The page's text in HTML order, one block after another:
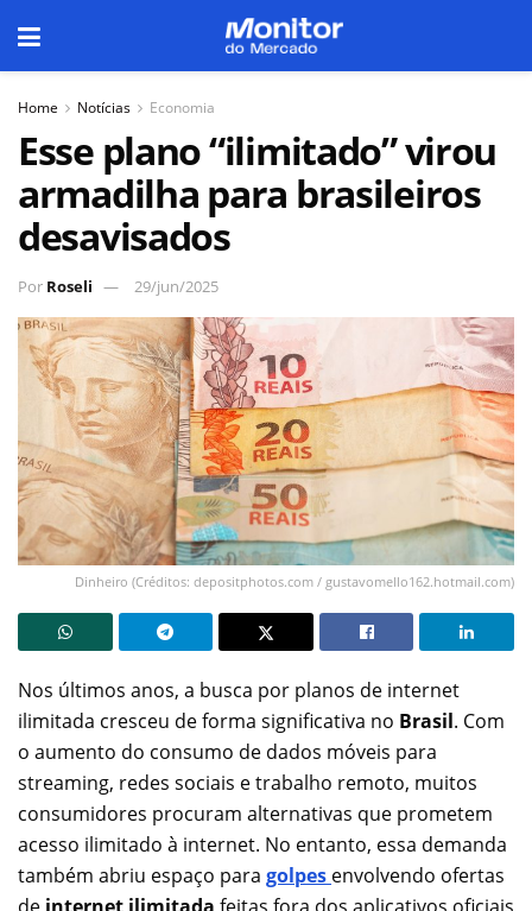
Home Notícias Economia
Esse plano “ilimitado” virou
armadilha para brasileiros
desavisados
Por Roseli 29/jun/2025
Dinheiro (Créditos: depositphotos.com / gustavomello162.hotmail.com)
Nos últimos anos, a busca por planos de internet
ilimitada cresceu de forma significativa no Brasil. Com
o aumento do consumo de dados móveis para
streaming, redes sociais e trabalho remoto, muitos
consumidores procuram alternativas que prometem
acesso ilimitado à internet. No entanto, essa demanda
também abriu espaço para golpes envolvendo ofertas